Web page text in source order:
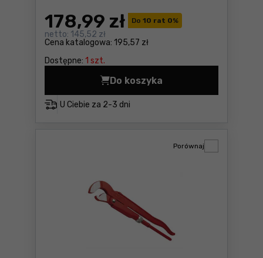
Do 10 rat 0%
Cena katalogowa: 195,57 zł
178,99 zł
netto: 145,52 zł
Dostępne: 1 szt.
U Ciebie za 2-3 dni
Do koszyka
Obcinak do rur 6-42mm
Porównaj